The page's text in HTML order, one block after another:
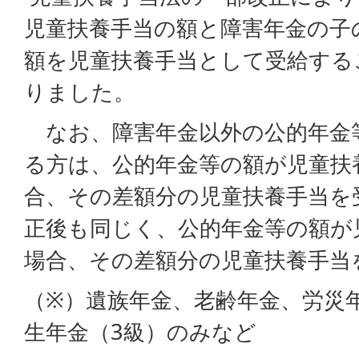
児童扶養手当の額と障害年金の
額を児童扶養手当として受給す
りました。
なお、障害年金以外の公的年
る方は、公的年金等の額が児童
合、その差額分の児童扶養手当
正後も同じく、公的年金等の額
場合、その差額分の児童扶養手
（※）遺族年金、老齢年金、労
生年金（3級）のみなど